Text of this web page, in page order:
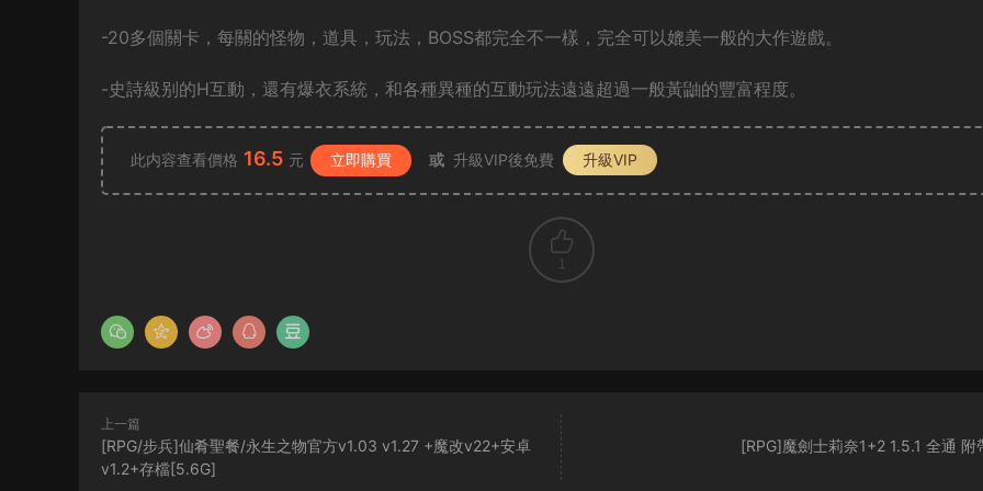
-20多個關卡，每關的怪物，道具，玩法，BOSS都完全不一樣，完全可以媲美一般的大作遊戲。
-史詩級别的H互動，還有爆衣系統，和各種異種的互動玩法遠遠超過一般黃鼬的豐富程度。
此内容查看價格 16.5 元 立即購買 或 升級VIP後免費 升級VIP
1
上一篇
[RPG/步兵]仙肴聖餐/永生之物官方v1.03 v1.27 +魔改v22+安卓
v1.2+存檔[5.6G]
[RPG]魔劍士莉奈1+2 1.5.1 全通 附